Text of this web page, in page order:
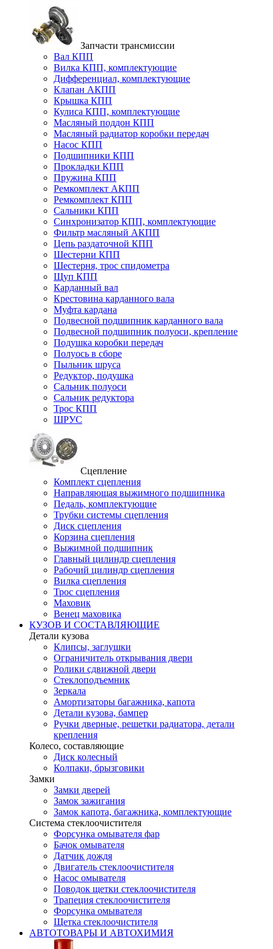
Запчасти трансмиссии
Вал КПП
Вилка КПП, комплектующие
Дифференциал, комплектующие
Клапан АКПП
Крышка КПП
Кулиса КПП, комплектующие
Масляный поддон КПП
Масляный радиатор коробки передач
Насос КПП
Подшипники КПП
Прокладки КПП
Пружина КПП
Ремкомплект АКПП
Ремкомплект КПП
Сальники КПП
Синхронизатор КПП, комплектующие
Фильтр масляный АКПП
Цепь раздаточной КПП
Шестерни КПП
Шестерня, трос спидометра
Щуп КПП
Карданный вал
Крестовина карданного вала
Муфта кардана
Подвесной подшипник карданного вала
Подвесной подшипник полуоси, крепление
Подушка коробки передач
Полуось в сборе
Пыльник шруса
Редуктор, подушка
Сальник полуоси
Сальник редуктора
Трос КПП
ШРУС
Сцепление
Комплект сцепления
Направляющая выжимного подшипника
Педаль, комплектующие
Трубки системы сцепления
Диск сцепления
Корзина сцепления
Выжимной подшипник
Главный цилиндр сцепления
Рабочий цилиндр сцепления
Вилка сцепления
Трос сцепления
Маховик
Венец маховика
КУЗОВ И СОСТАВЛЯЮЩИЕ
Детали кузова
Клипсы, заглушки
Ограничитель открывания двери
Ролики сдвижной двери
Стеклоподъемник
Зеркала
Амортизаторы багажника, капота
Детали кузова, бампер
Ручки дверные, решетки радиатора, детали
крепления
Колесо, составляющие
Диск колесный
Колпаки, брызговики
Замки
Замки дверей
Замок зажигания
Замок капота, багажника, комплектующие
Система стеклоочистителя
Форсунка омывателя фар
Бачок омывателя
Датчик дождя
Двигатель стеклоочистителя
Насос омывателя
Поводок щетки стеклоочистителя
Трапеция стеклоочистителя
Форсунка омывателя
Щетка стеклоочистителя
АВТОТОВАРЫ И АВТОХИМИЯ